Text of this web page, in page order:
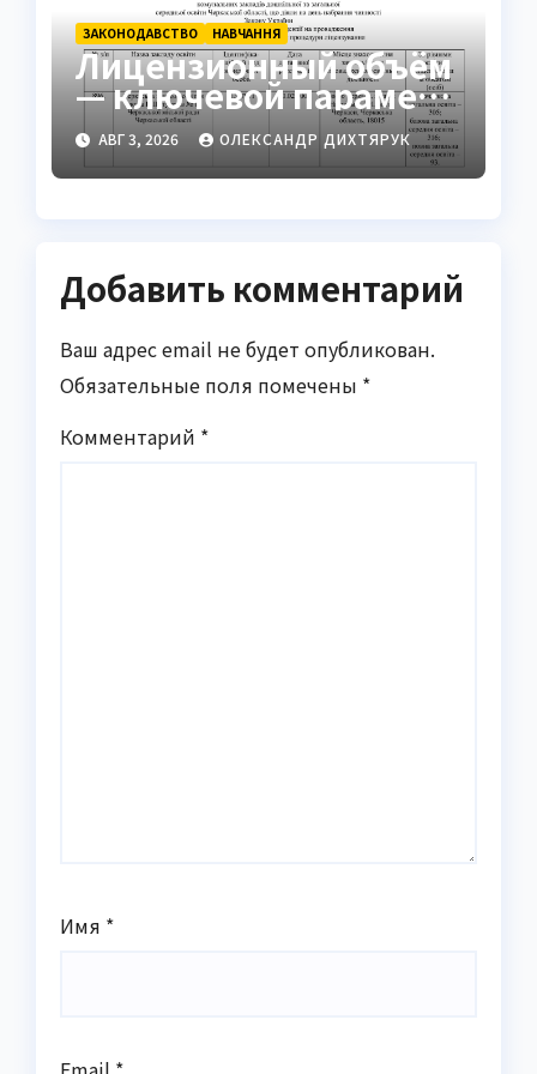
ЗАКОНОДАВСТВО НАВЧАННЯ
Лицензионный объём
— ключевой параметр
образовательной
деятельности
учреждений
АВГ 3, 2026 ОЛЕКСАНДР ДИХТЯРУК
Добавить комментарий
Ваш адрес email не будет опубликован.
Обязательные поля помечены *
Комментарий *
Имя *